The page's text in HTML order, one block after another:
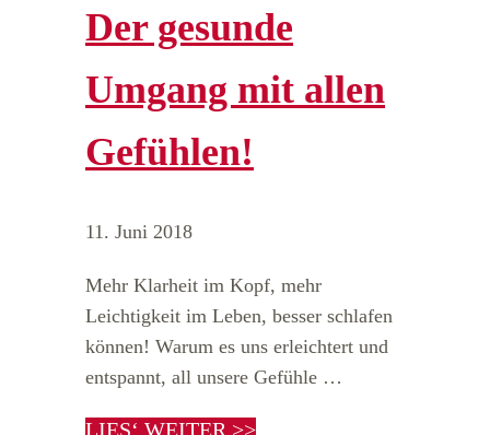
Der gesunde
Umgang mit allen
Gefühlen!
11. Juni 2018
Mehr Klarheit im Kopf, mehr
Leichtigkeit im Leben, besser schlafen
können! Warum es uns erleichtert und
entspannt, all unsere Gefühle …
LIES‘ WEITER >>